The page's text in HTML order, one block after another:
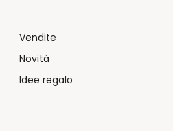
Vendite
Novità
Idee regalo